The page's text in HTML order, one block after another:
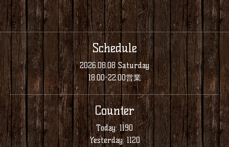
Schedule
2026.08.08 Saturday
18:00-22:00営業
Counter
Today:1190
Yesterday:1120